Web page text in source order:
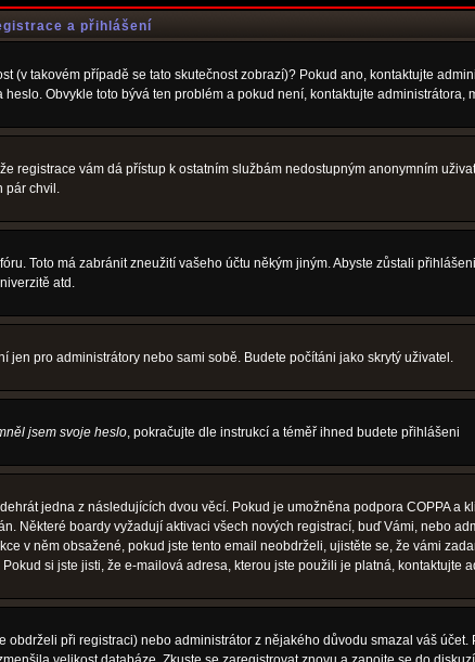
a přihlášení
takovém případě se tato skutečnost zobrazí)? Pokud ano, kontaktujte
Obvykle toto bývá ten problém a pokud není, kontaktujte administrátora,
vám dá přístup k ostatním službám nedostupným anonymním
pár chvil.
Toto má zabránit zneužití vašeho účtu někým jiným. Abyste zůstali
atd.
jen pro administrátory nebo sami sobě. Budete počítáni jako skrytý uživatel.
jsem svoje heslo, pokračujte dle instrukcí a téměř ihned budete přihlášeni
jedna z následujících dvou věcí. Pokud je umožněna podpora COPPA a
Některé boardy vyžadují aktivaci všech nových registrací, buď Vámi, nebo
v něm obsažené, pokud jste tento email neobdrželi, ujistěte se, že vámi
si jste jisti, že e-mailová adresa, kterou jste použili je platná, kontaktujte
při registraci) nebo administrátor z nějakého důvodu smazal váš